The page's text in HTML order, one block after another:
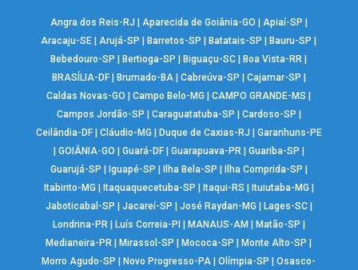
Angra dos Reis-RJ | Aparecida de Goiânia-GO | Apiaí-SP |
Aracaju-SE | Arujá-SP |Barretos-SP |Batatais-SP |Bauru-SP |
Bebedouro-SP |Bertioga-SP |Biguaçu-SC |Boa Vista-RR |
BRASÍLIA-DF| Brumado-BA| Cabreúva-SP | Cajamar-SP |
Caldas Novas-GO |Campo Belo-MG |CAMPO GRANDE-MS |
Campos Jordão-SP | Caraguatatuba-SP | Cardoso-SP |
Ceilândia-DF| Cláudio-MG | Duque de Caxias-RJ | Garanhuns-PE
| GOIÂNIA-GO | Guará-DF| Guarapuava-PR | Guariba-SP |
Guarujá-SP | Iguapé-SP | Ilha Bela-SP | Ilha Comprida-SP |
Itabirito-MG | Itaquaquecetuba-SP | Itaqui-RS | Ituiutaba-MG |
Jaboticabal-SP | Jacareí-SP | José Raydan-MG | Lages-SC|
Londrina-PR | Luís Correia-PI | MANAUS-AM | Matão-SP |
Medianeira-PR |Mirassol-SP |Mococa-SP |Monte Alto-SP |
Morro Agudo-SP |Novo Progresso-PA |Olímpia-SP |Osasco-